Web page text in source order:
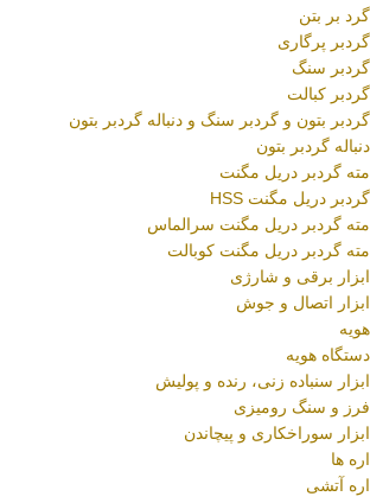
گرد بر بتن
گردبر پرگاری
گردبر سنگ
گردبر کبالت
گردبر بتون و گردبر سنگ و دنباله گردبر بتون
دنباله گردبر بتون
مته گردبر دریل مگنت
گردبر دریل مگنت HSS
مته گردبر دریل مگنت سرالماس
مته گردبر دریل مگنت کوبالت
ابزار برقی و شارژی
ابزار اتصال و جوش
هویه
دستگاه هویه
ابزار سنباده زنی، رنده و پولیش
فرز و سنگ رومیزی
ابزار سوراخکاری و پیچاندن
اره ها
اره آتشی